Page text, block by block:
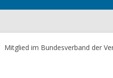
Mitglied im Bundesverband der